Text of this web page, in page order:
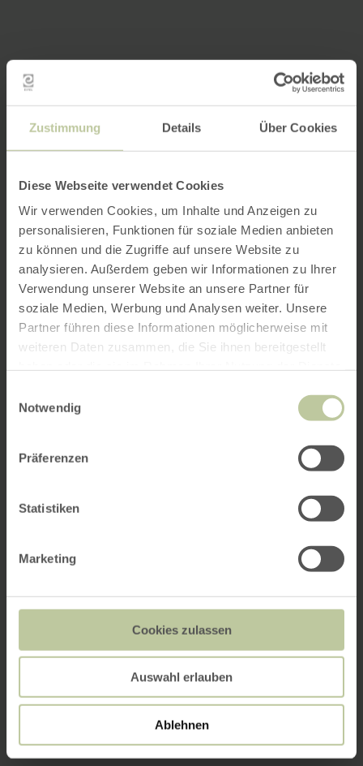
Zustimmung Details Über Cookies
Diese Webseite verwendet Cookies
Wir verwenden Cookies, um Inhalte und Anzeigen zu
personalisieren, Funktionen für soziale Medien anbieten
zu können und die Zugriffe auf unsere Website zu
analysieren. Außerdem geben wir Informationen zu Ihrer
Verwendung unserer Website an unsere Partner für
soziale Medien, Werbung und Analysen weiter. Unsere
Partner führen diese Informationen möglicherweise mit
weiteren Daten zusammen, die Sie ihnen bereitgestellt
Notwendig
Präferenzen
Statistiken
Marketing
Cookies zulassen
Auswahl erlauben
Ablehnen